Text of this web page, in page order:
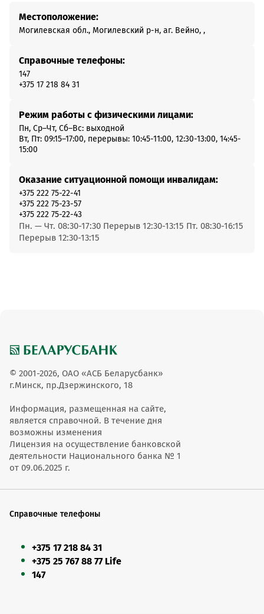
Местоположение:
Могилевская обл., Могилевский р-н, аг. Вейно, ,
Справочные телефоны:
147
+375 17 218 84 31
Режим работы с физическими лицами:
Пн, Ср–Чт, Сб–Вс: выходной
Вт, Пт: 09:15–17:00, перерывы: 10:45-11:00, 12:30-13:00, 14:45-
15:00
Оказание ситуационной помощи инвалидам:
+375 222 75-22-41
+375 222 75-23-57
+375 222 75-22-43
Пн. — Чт. 08:30-17:30 Перерыв 12:30-13:15 Пт. 08:30-16:15
Перерыв 12:30-13:15
© 2001-2026, ОАО «АСБ Беларусбанк»
г.Минск, пр.Дзержинского, 18
Информация, размещенная на сайте,
является справочной. В течение дня
возможны изменения
Лицензия на осуществление банковской
деятельности Национального банка № 1
от 09.06.2025 г.
Справочные телефоны
+375 17 218 84 31
+375 25 767 88 77 Life
147